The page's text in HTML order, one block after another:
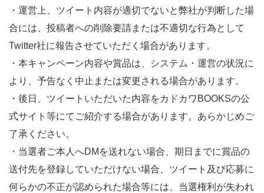
・運営上、ツイート内容が適切でないと弊社が判断した場
合には、投稿者への削除要請または不適切な行為として
Twitter社に報告させていただく場合があります。
・本キャンペーン内容や賞品は、システム・運営の状況に
より、予告なく中止または変更される場合があります。
・後日、 ツイートいただいた内容をカドカワBOOKSの公
式サイト等にてご紹介する場合があります。あらかじめご
了承ください。
・当選者ご本人へDMを送れない場合、期日までに賞品の
送付先を登録していただけない場合、 ツイート及び応募に
何らかの不正が認められた場合等には、当選権利が失われ